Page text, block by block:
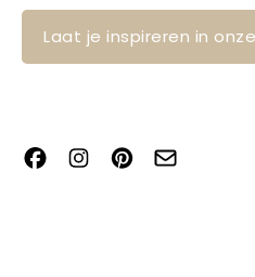
Laat je inspireren in